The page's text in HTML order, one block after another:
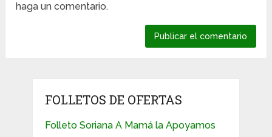
haga un comentario.
FOLLETOS DE OFERTAS
Folleto Soriana A Mamá la Apoyamos